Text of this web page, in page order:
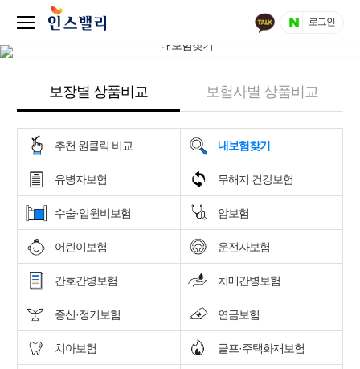
로그인
보장별 상품비교 보험사별 상품비교
추천 원클릭 비교 내보험찾기
유병자보험 무해지 건강보험
수술·입원비보험 암보험
어린이보험 운전자보험
간호간병보험 치매간병보험
종신·정기보험 연금보험
치아보험 골프·주택화재보험